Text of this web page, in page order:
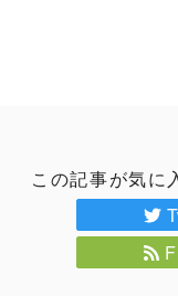
この記事が気に